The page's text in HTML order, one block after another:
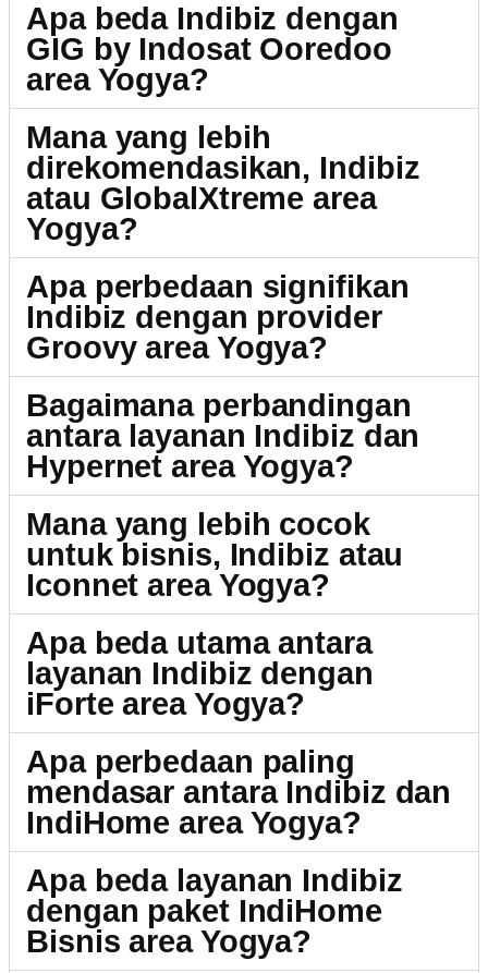
Apa beda Indibiz dengan
GIG by Indosat Ooredoo
area Yogya?
Mana yang lebih
direkomendasikan, Indibiz
atau GlobalXtreme area
Yogya?
Apa perbedaan signifikan
Indibiz dengan provider
Groovy area Yogya?
Bagaimana perbandingan
antara layanan Indibiz dan
Hypernet area Yogya?
Mana yang lebih cocok
untuk bisnis, Indibiz atau
Iconnet area Yogya?
Apa beda utama antara
layanan Indibiz dengan
iForte area Yogya?
Apa perbedaan paling
mendasar antara Indibiz dan
IndiHome area Yogya?
Apa beda layanan Indibiz
dengan paket IndiHome
Bisnis area Yogya?